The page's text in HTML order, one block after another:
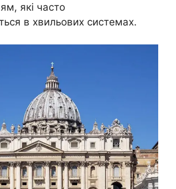
які часто
в хвильових системах.